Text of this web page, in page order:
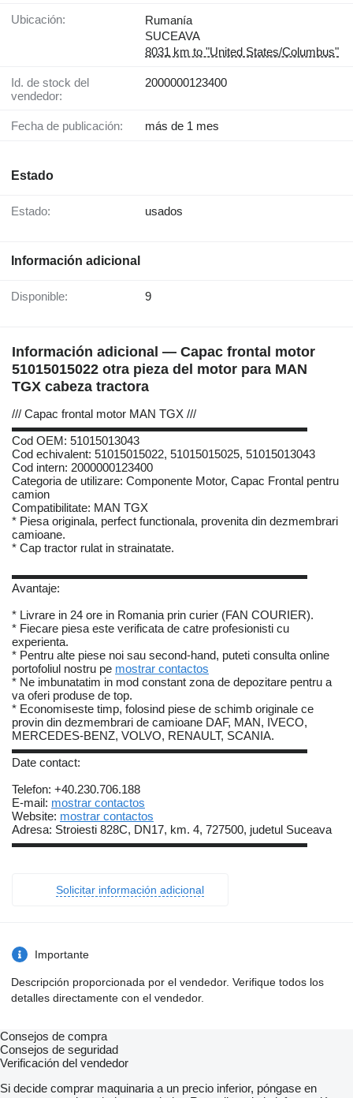
Ubicación:
Rumanía
SUCEAVA
8031 km to "United States/Columbus"
Id. de stock del
vendedor:
2000000123400
Fecha de publicación: más de 1 mes
Estado
Estado: usados
Información adicional
Disponible: 9
Información adicional — Capac frontal motor
51015015022 otra pieza del motor para MAN
TGX cabeza tractora
/// Capac frontal motor MAN TGX ///
▬▬▬▬▬▬▬▬▬▬▬▬▬▬▬▬▬▬▬▬▬▬▬▬▬
Cod OEM: 51015013043
Cod echivalent: 51015015022, 51015015025, 51015013043
Cod intern: 2000000123400
Categoria de utilizare: Componente Motor, Capac Frontal pentru
camion
Compatibilitate: MAN TGX
* Piesa originala, perfect functionala, provenita din dezmembrari
camioane.
* Cap tractor rulat in strainatate.
▬▬▬▬▬▬▬▬▬▬▬▬▬▬▬▬▬▬▬▬▬▬▬▬▬
Avantaje:
* Livrare in 24 ore in Romania prin curier (FAN COURIER).
* Fiecare piesa este verificata de catre profesionisti cu
experienta.
* Pentru alte piese noi sau second-hand, puteti consulta online
portofoliul nostru pe mostrar contactos
* Ne imbunatatim in mod constant zona de depozitare pentru a
va oferi produse de top.
* Economiseste timp, folosind piese de schimb originale ce
provin din dezmembrari de camioane DAF, MAN, IVECO,
MERCEDES-BENZ, VOLVO, RENAULT, SCANIA.
▬▬▬▬▬▬▬▬▬▬▬▬▬▬▬▬▬▬▬▬▬▬▬▬▬
Date contact:
Telefon: +40.230.706.188
E-mail: mostrar contactos
Website: mostrar contactos
Adresa: Stroiesti 828C, DN17, km. 4, 727500, judetul Suceava
▬▬▬▬▬▬▬▬▬▬▬▬▬▬▬▬▬▬▬▬▬▬▬▬▬
Solicitar información adicional
Importante
Descripción proporcionada por el vendedor. Verifique todos los
detalles directamente con el vendedor.
Consejos de compra
Consejos de seguridad
Verificación del vendedor
Si decide comprar maquinaria a un precio inferior, póngase en